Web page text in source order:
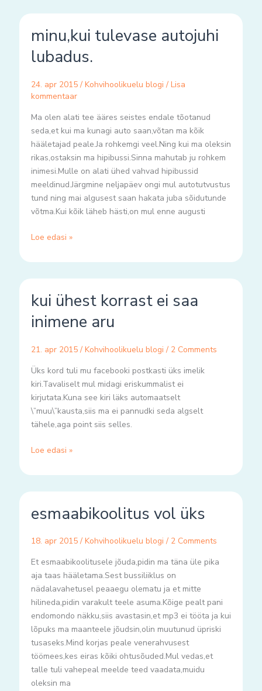
minu,kui tulevase autojuhi
lubadus.
24. apr 2015 / Kohvihoolikuelu blogi / Lisa
kommentaar
Ma olen alati tee ääres seistes endale tõotanud
seda,et kui ma kunagi auto saan,võtan ma kõik
hääletajad peale.Ja rohkemgi veel.Ning kui ma oleksin
rikas,ostaksin ma hipibussi.Sinna mahutab ju rohkem
inimesi.Mulle on alati ühed vahvad hipibussid
meeldinud.Järgmine neljapäev ongi mul autotutvustus
tund ning mai algusest saan hakata juba sõidutunde
võtma.Kui kõik läheb hästi,on mul enne augusti
tulevase
lubadus.
Loe edasi »
kui ühest korrast ei saa
inimene aru
21. apr 2015 / Kohvihoolikuelu blogi / 2 Comments
Üks kord tuli mu facebooki postkasti üks imelik
kiri.Tavaliselt mul midagi eriskummalist ei
kirjutata.Kuna see kiri läks automaatselt
\”muu\”kausta,siis ma ei pannudki seda algselt
tähele,aga point siis selles.
ühest
ei
inimene
aru
Loe edasi »
esmaabikoolitus vol üks
18. apr 2015 / Kohvihoolikuelu blogi / 2 Comments
Et esmaabikoolitusele jõuda,pidin ma täna üle pika
aja taas hääletama.Sest bussiliiklus on
nädalavahetusel peaaegu olematu ja et mitte
hilineda,pidin varakult teele asuma.Kõige pealt pani
endomondo näkku,siis avastasin,et mp3 ei tööta ja kui
lõpuks ma maanteele jõudsin,olin muutunud üpriski
tusaseks.Mind korjas peale venerahvusest
töömees,kes eiras kõiki ohtusõuded.Mul vedas,et
talle tuli vahepeal meelde teed vaadata,muidu
oleksin ma
vol